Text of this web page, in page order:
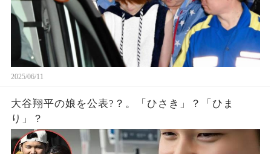
2025/06/11
大谷翔平の娘を公表?？。「ひさき」？「ひま
り」？